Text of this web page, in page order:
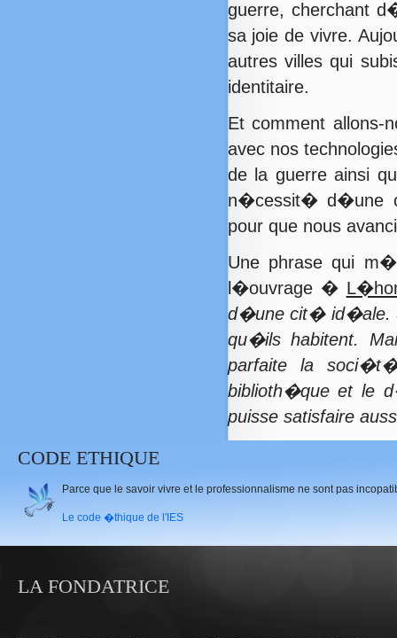
guerre, cherchant
sa joie de vivre.
autres villes qui
identitaire.
Et comment allons-
avec nos
de la guerre ainsi
n�cessit� d�une
pour que nous
Une phrase qui
l�ouvrage �
d�une cit� id�ale.
qu�ils habitent.
parfaite la
biblioth�que et le
puisse satisfaire
CODE ETHIQUE
Parce que le savoir vivre et le professionnalisme ne sont pas
Le code �thique de l'IES
LA FONDATRICE